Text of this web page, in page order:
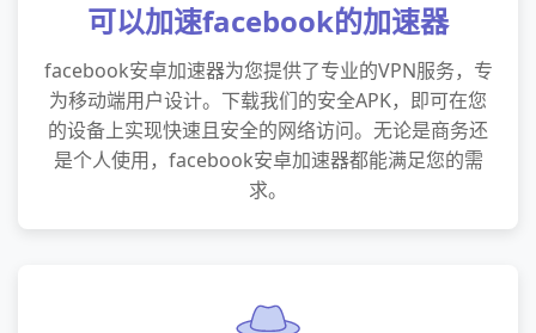
可以加速facebook的加速器
facebook安卓加速器为您提供了专业的VPN服务，专
为移动端用户设计。下载我们的安全APK，即可在您
的设备上实现快速且安全的网络访问。无论是商务还
是个人使用，facebook安卓加速器都能满足您的需
求。